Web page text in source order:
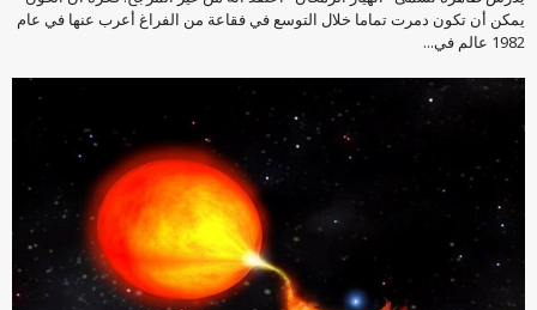
يمكن أن تكون دمرت تماما خلال التوسع في فقاعة من الفراغ أعرب عنها في عام
1982 عالم في...